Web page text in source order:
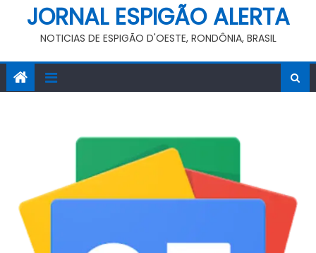
JORNAL ESPIGÃO ALERTA
NOTICIAS DE ESPIGÃO D'OESTE, RONDÔNIA, BRASIL